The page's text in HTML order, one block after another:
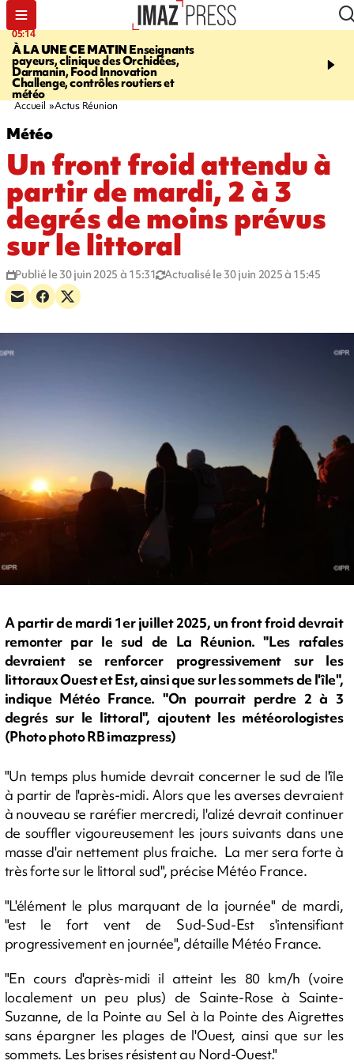
05:14
À LA UNE CE MATIN Enseignants
payeurs, clinique des Orchidées,
Darmanin, Food Innovation
Challenge, contrôles routiers et
météo
07:08
Orchidées pourrait
conséquences pour les
Accueil Actus Réunion
Météo
Un front froid attendu à
partir de mardi, 2 à 3
degrés de moins prévus
sur le littoral
Publié le 30 juin 2025 à 15:31 Actualisé le 30 juin 2025 à 15:45
A partir de mardi 1er juillet 2025, un front froid devrait
remonter par le sud de La Réunion. "Les rafales
devraient se renforcer progressivement sur les
littoraux Ouest et Est, ainsi que sur les sommets de l'île",
indique Météo France. "On pourrait perdre 2 à 3
degrés sur le littoral", ajoutent les météorologistes
(Photo photo RB imazpress)
"Un temps plus humide devrait concerner le sud de l'île
à partir de l'après-midi. Alors que les averses devraient
à nouveau se raréfier mercredi, l'alizé devrait continuer
de souffler vigoureusement les jours suivants dans une
masse d'air nettement plus fraiche. La mer sera forte à
très forte sur le littoral sud", précise Météo France.
"L'élément le plus marquant de la journée" de mardi,
"est le fort vent de Sud-Sud-Est s'intensifiant
progressivement en journée", détaille Météo France.
"En cours d'après-midi il atteint les 80 km/h (voire
localement un peu plus) de Sainte-Rose à Sainte-
Suzanne, de la Pointe au Sel à la Pointe des Aigrettes
sans épargner les plages de l'Ouest, ainsi que sur les
sommets. Les brises résistent au Nord-Ouest."